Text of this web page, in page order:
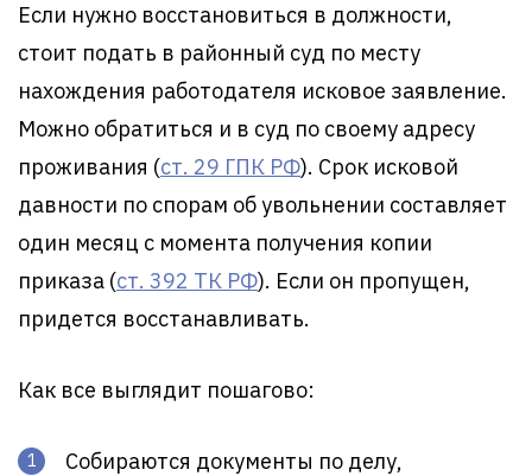
Если нужно восстановиться в должности,
стоит подать в районный суд по месту
нахождения работодателя исковое заявление.
Можно обратиться и в суд по своему адресу
проживания (ст. 29 ГПК РФ). Срок исковой
давности по спорам об увольнении составляет
один месяц с момента получения копии
приказа (ст. 392 ТК РФ). Если он пропущен,
придется восстанавливать.
Как все выглядит пошагово:
Собираются документы по делу,